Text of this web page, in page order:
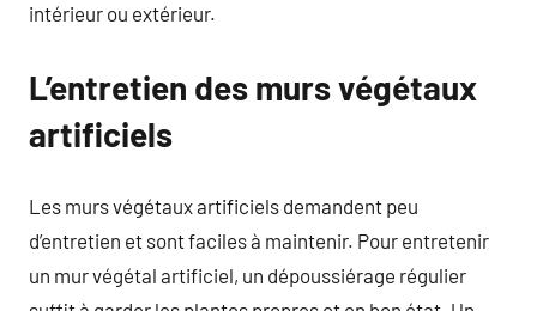
intérieur ou extérieur.
L’entretien des murs végétaux
artificiels
Les murs végétaux artificiels demandent peu
d’entretien et sont faciles à maintenir. Pour entretenir
un mur végétal artificiel, un dépoussiérage régulier